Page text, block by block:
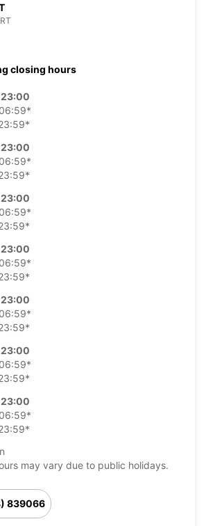
closing hours
may vary due to public holidays.
839066